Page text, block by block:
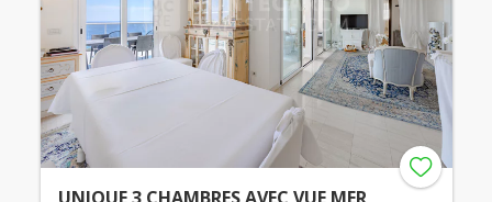
UNIQUE 3 CHAMBRES AVEC VUE MER